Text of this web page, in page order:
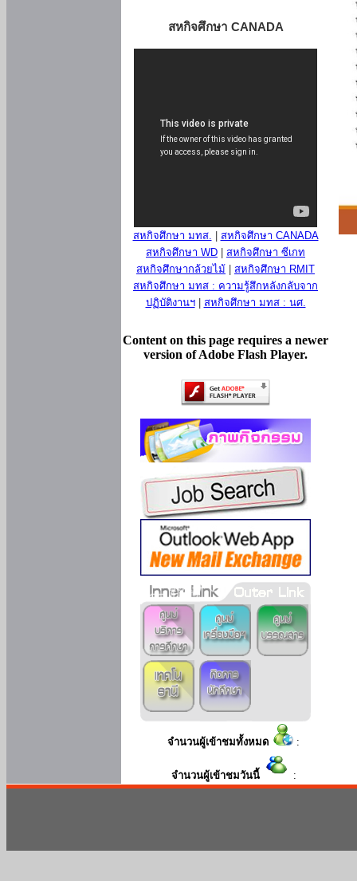
สหกิจศึกษา CANADA
สหกิจศึกษา มทส.
สหกิจศึกษา CANADA
สหกิจศึกษา WD
สหกิจศึกษา ซีเกท
สหกิจศึกษากล้วยไม้
สหกิจศึกษา RMIT
สหกิจศึกษา มทส : ความรู้สึกหลังกลับจาก
ปฏิบัติงานฯ| สหกิจศึกษา มทส : นศ.
Content on this page requires a newer
version of Adobe Flash Player.
จำนวนผู้เข้าชมทั้งหมด :
จำนวนผู้เข้าชมวันนี้ :